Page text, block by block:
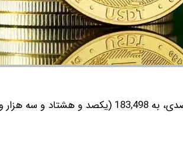
قیمت تتر امروز با کاهش 2.3 درصدی، به 183,498